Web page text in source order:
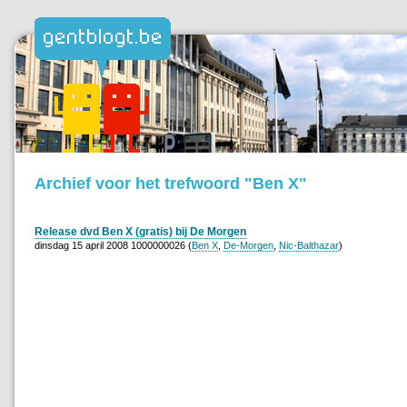
Archief voor het trefwoord "Ben X"
Release dvd Ben X (gratis) bij De Morgen
dinsdag 15 april 2008 1000000026 (Ben X De-Morgen Nic-Balthazar)